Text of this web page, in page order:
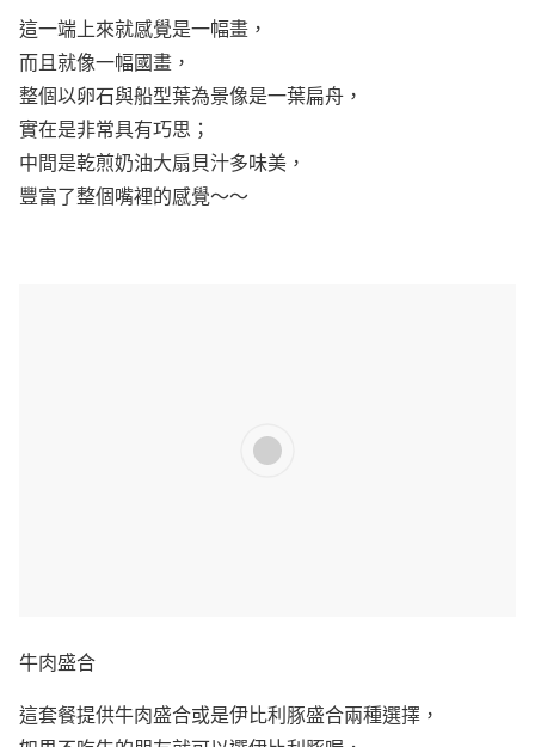
這一端上來就感覺是一幅畫，
而且就像一幅國畫，
整個以卵石與船型葉為景像是一葉扁舟，
實在是非常具有巧思；
中間是乾煎奶油大扇貝汁多味美，
豐富了整個嘴裡的感覺～～
牛肉盛合
這套餐提供牛肉盛合或是伊比利豚盛合兩種選擇，